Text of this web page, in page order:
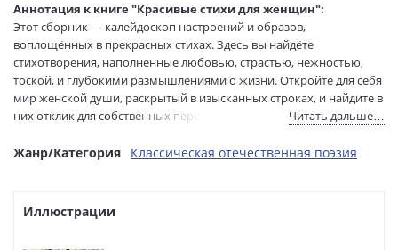
Тип обложки:
Твердый переплет
Формат:
60х90 1/32
Размеры в мм
(ДхШхВ):
145x110x15
Вес:
195 гр.
Страниц:
224
Код товара:
1228325
ISBN:
Аннотация к книге "Красивые стихи для женщин":
Этот сборник — калейдоскоп настроений и образов,
воплощённых в прекрасных стихах. Здесь вы найдёте
стихотворения, наполненные любовью, страстью, нежностью,
тоской, и глубокими размышлениями о жизни. Откройте для себя
мир женской души, раскрытый в изысканных строках, и найдите в
них отклик для собственных переживаний.
Читать дальше…
Жанр/Категория Классическая отечественная поэзия
Иллюстрации